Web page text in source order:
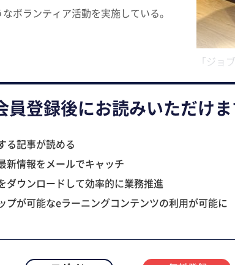
「ジョ
ボランティア活動を実施している。
登録後にお読みいただけま
る記事が読める
新情報をメールでキャッチ
ダウンロードして効率的に業務推進
プが可能なeラーニングコンテンツの利用が可能に